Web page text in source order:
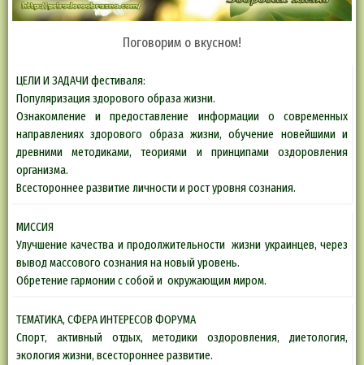
Поговорим о вкусном!
ЦЕЛИ И ЗАДАЧИ фестиваля:
Популяризация здорового образа жизни.
Ознакомление и предоставление информации о современных
направлениях здорового образа жизни, обучение новейшими и
древними методиками, теориями и принципами оздоровления
организма.
Всестороннее развитие личности и рост уровня сознания.
МИССИЯ
Улучшение качества и продолжительности жизни украинцев, через
вывод массового сознания на новый уровень.
Обретение гармонии с собой и окружающим миром.
ТЕМАТИКА, СФЕРА ИНТЕРЕСОВ ФОРУМА
Спорт, активный отдых, методики оздоровления, диетология,
экология жизни, всестороннее развитие.